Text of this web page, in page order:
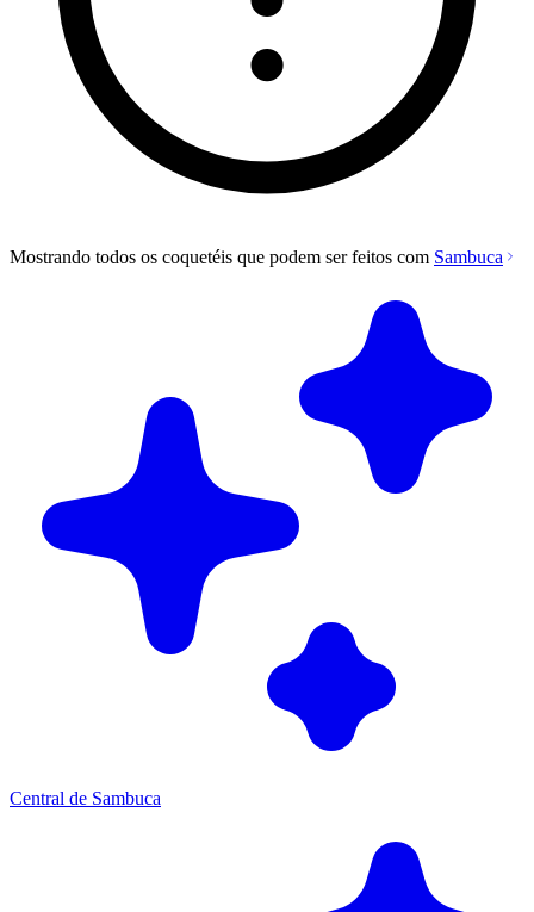
Mostrando todos os coquetéis que podem ser feitos com Sambuca
Central de Sambuca